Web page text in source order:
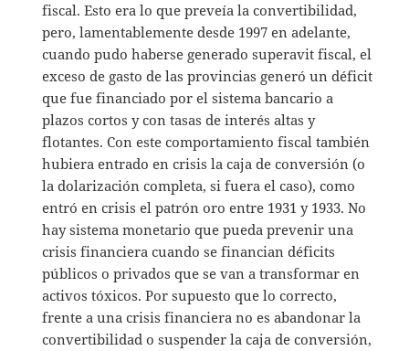
fiscal. Esto era lo que preveía la convertibilidad,
pero, lamentablemente desde 1997 en adelante,
cuando pudo haberse generado superavit fiscal, el
exceso de gasto de las provincias generó un déficit
que fue financiado por el sistema bancario a
plazos cortos y con tasas de interés altas y
flotantes. Con este comportamiento fiscal también
hubiera entrado en crisis la caja de conversión (o
la dolarización completa, si fuera el caso), como
entró en crisis el patrón oro entre 1931 y 1933. No
hay sistema monetario que pueda prevenir una
crisis financiera cuando se financian déficits
públicos o privados que se van a transformar en
activos tóxicos. Por supuesto que lo correcto,
frente a una crisis financiera no es abandonar la
convertibilidad o suspender la caja de conversión,